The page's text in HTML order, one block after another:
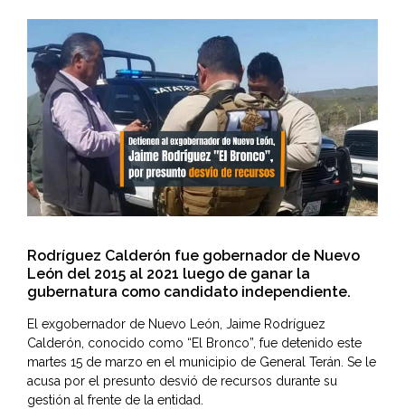
Rodríguez Calderón fue gobernador de Nuevo
León del 2015 al 2021 luego de ganar la
gubernatura como candidato independiente.
El exgobernador de Nuevo León, Jaime Rodríguez
Calderón, conocido como “El Bronco”, fue detenido este
martes 15 de marzo en el municipio de General Terán. Se le
acusa por el presunto desvió de recursos durante su
gestión al frente de la entidad.